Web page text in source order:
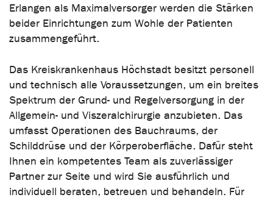
Erlangen als Maximalversorger werden die Stärken
beider Einrichtungen zum Wohle der Patienten
zusammengeführt.
Das Kreiskrankenhaus Höchstadt besitzt personell
und technisch alle Voraussetzungen, um ein breites
Spektrum der Grund- und Regelversorgung in der
Allgemein- und Viszeralchirurgie anzubieten. Das
umfasst Operationen des Bauchraums, der
Schilddrüse und der Körperoberfläche. Dafür steht
Ihnen ein kompetentes Team als zuverlässiger
Partner zur Seite und wird Sie ausführlich und
individuell beraten, betreuen und behandeln. Für